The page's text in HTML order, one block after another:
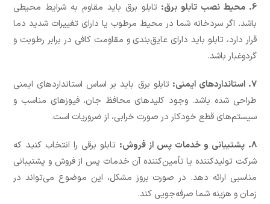
6. محیط نصب تابلو برق:
تابلو برق باید مقاوم به شرایط محیطی
باشد. اگر سردخانه شما در محیط مرطوب یا دارای تغییرات شدید دما
قرار دارد، تابلو باید دارای عایق‌بندی و مقاومت کافی در برابر رطوبت و
گردوغبار باشد.
7. استانداردهای ایمنی:
تابلو برق باید بر اساس استانداردهای ایمنی
طراحی شده باشد. وجود کلیدهای محافظ جان، فیوزهای مناسب و
سیستم‌های قطع خودکار در صورت خرابی، از ضروریات است.
8. پشتیبانی و خدمات پس از فروش:
تابلو برقی را انتخاب کنید که
شرکت تولیدکننده یا تأمین‌کننده آن خدمات پس از فروش و پشتیبانی
مناسبی ارائه دهد. در صورت بروز مشکل، این موضوع می‌تواند در
زمان و هزینه شما صرفه‌جویی کند.